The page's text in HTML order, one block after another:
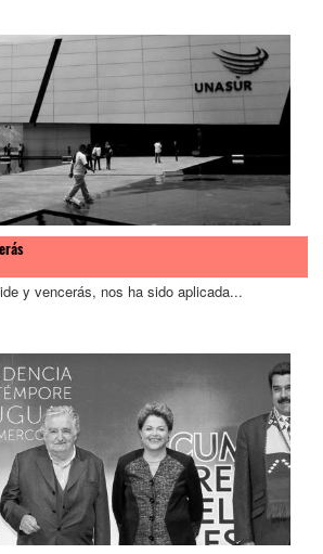
y vencerás, nos ha sido aplicada...